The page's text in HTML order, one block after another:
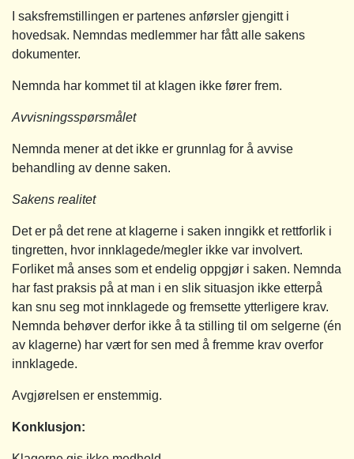
I saksfremstillingen er partenes anførsler gjengitt i
hovedsak. Nemndas medlemmer har fått alle sakens
dokumenter.
Nemnda har kommet til at klagen ikke fører frem.
Avvisningsspørsmålet
Nemnda mener at det ikke er grunnlag for å avvise
behandling av denne saken.
Sakens realitet
Det er på det rene at klagerne i saken inngikk et rettforlik i
tingretten, hvor innklagede/megler ikke var involvert.
Forliket må anses som et endelig oppgjør i saken. Nemnda
har fast praksis på at man i en slik situasjon ikke etterpå
kan snu seg mot innklagede og fremsette ytterligere krav.
Nemnda behøver derfor ikke å ta stilling til om selgerne (én
av klagerne) har vært for sen med å fremme krav overfor
innklagede.
Avgjørelsen er enstemmig.
Konklusjon: